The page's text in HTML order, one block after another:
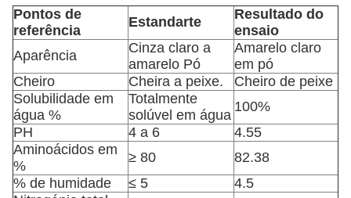
Pontos de
referência
Estandarte
Resultado do
ensaio
Aparência
Cinza claro a
amarelo Pó
Amarelo claro
em pó
Cheiro
Cheira a peixe.
Cheiro de peixe
Solubilidade em
água %
Totalmente
solúvel em água
100%
PH
4 a 6
4.55
Aminoácidos em
%
≥ 80
82.38
% de humidade
≤ 5
4.5